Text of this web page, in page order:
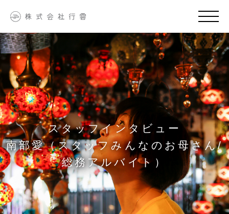
スタッフインタビュー
南部愛（スタッフみんなのお母さん/
総務アルバイト）